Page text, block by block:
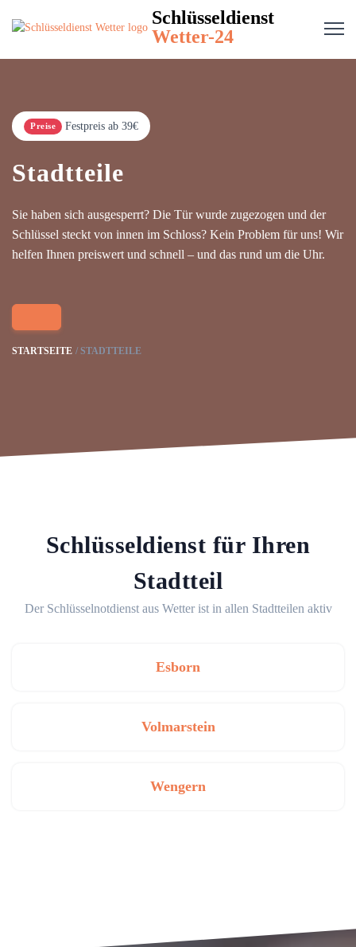
Schlüsseldienst
Wetter-24
Preise Festpreis ab 39€
Stadtteile
Sie haben sich ausgesperrt? Die Tür wurde zugezogen und der
Schlüssel steckt von innen im Schloss? Kein Problem für uns! Wir
helfen Ihnen preiswert und schnell – und das rund um die Uhr.
STARTSEITE STADTTEILE
Schlüsseldienst für Ihren
Stadtteil
Der Schlüsselnotdienst aus Wetter ist in allen Stadtteilen aktiv
Esborn
Volmarstein
Wengern